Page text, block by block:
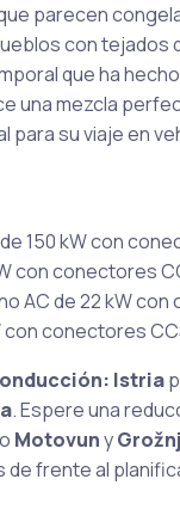
parecen
con
que ha
una mezcla
para su viaje en
150 kW con
con conectores
AC de 22 kW
con conectores
Istria
. Espere una
Motovuny
frente al